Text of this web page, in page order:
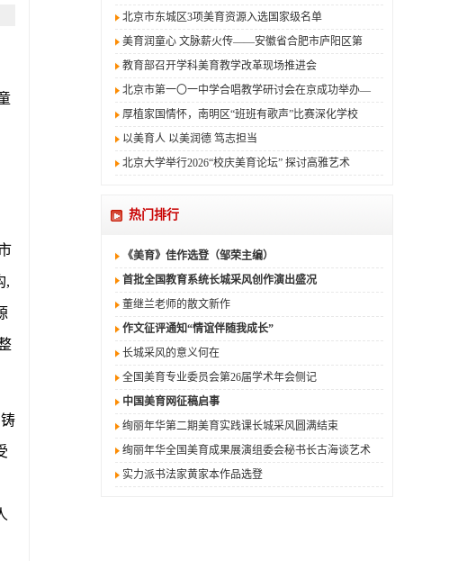
,
北京市东城区3项美育资源入选国家级名单
美育润童心 文脉薪火传——安徽省合肥市庐阳区第
教育部召开学科美育教学改革现场推进会
北京市第一〇一中学合唱教学研讨会在京成功举办—
厚植家国情怀，南明区“班班有歌声”比赛深化学校
以美育人 以美润德 笃志担当
北京大学举行2026“校庆美育论坛” 探讨高雅艺术
热门排行
《美育》佳作选登（邹荣主编）
首批全国教育系统长城采风创作演出盛况
董继兰老师的散文新作
作文征评通知“情谊伴随我成长”
长城采风的意义何在
全国美育专业委员会第26届学术年会侧记
中国美育网征稿启事
绚丽年华第二期美育实践课长城采风圆满结束
绚丽年华全国美育成果展演组委会秘书长古海谈艺术
实力派书法家黄家本作品选登